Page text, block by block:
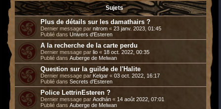
c
h
Sujets
Plus de détails sur les damathairs ?
Dernier message par nitrom « 23 janv. 2023, 01:45
Publié dans Univers d'Esteren
A la recherche de la carte perdu
Dernier message par lio « 18 oct. 2022, 00:35
Publié dans Auberge de Melwan
Question sur la guilde de l'Halite
Dernier message par Kelgar « 03 oct. 2022, 16:17
Publié dans Secrets d'Esteren
Police LettrinEsteren ?
Dernier message par Aodhán « 14 août 2022, 07:01
Publié dans Auberge de Melwan